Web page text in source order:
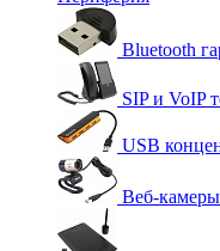
Bluetooth
SIP и VoIP
USB
Веб-камеры